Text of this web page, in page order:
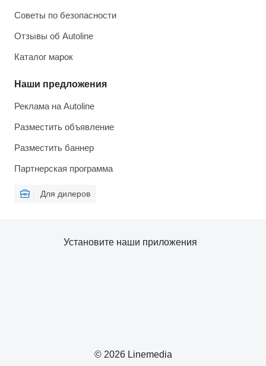
Советы по безопасности
Отзывы об Autoline
Каталог марок
Наши предложения
Реклама на Autoline
Разместить объявление
Разместить баннер
Партнерская программа
Для дилеров
© 2026 Linemedia
Установите наши приложения